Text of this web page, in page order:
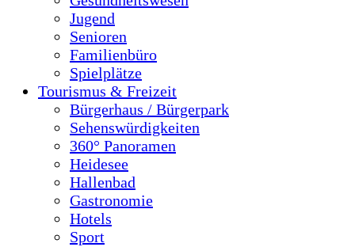
Jugend
Senioren
Familienbüro
Spielplätze
Tourismus & Freizeit
Bürgerhaus / Bürgerpark
Sehenswürdigkeiten
360° Panoramen
Heidesee
Hallenbad
Gastronomie
Hotels
Sport